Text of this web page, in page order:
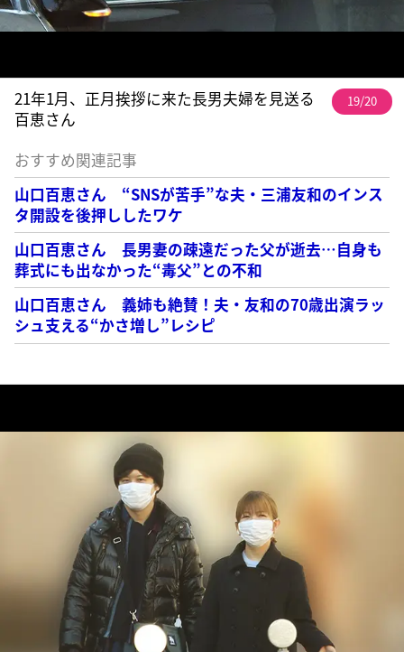
21年1月、正月挨拶に来た長男夫婦を見送る
百恵さん
19/20
おすすめ関連記事
山口百恵さん “SNSが苦手”な夫・三浦友和のインス
タ開設を後押ししたワケ
山口百恵さん 長男妻の疎遠だった父が逝去…自身も
葬式にも出なかった“毒父”との不和
山口百恵さん 義姉も絶賛！夫・友和の70歳出演ラッ
シュ支える“かさ増し”レシピ